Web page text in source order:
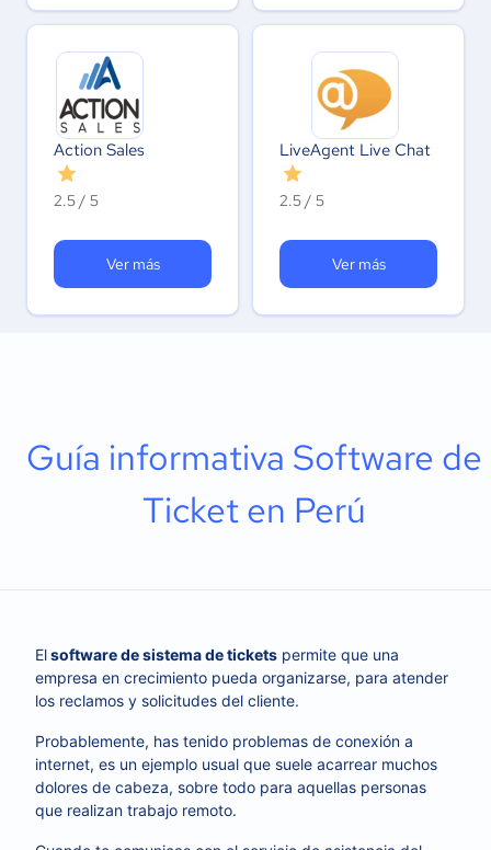
Action Sales
2.5 / 5
Ver más
LiveAgent Live Chat
2.5 / 5
Ver más
Guía informativa Software de
Ticket en Perú
Elsoftware de sistema de tickets permite que una
empresa en crecimiento pueda organizarse, para atender
los reclamos y solicitudes del cliente.
Probablemente, has tenido problemas de conexión a
internet, es un ejemplo usual que suele acarrear muchos
dolores de cabeza, sobre todo para aquellas personas
que realizan trabajo remoto.